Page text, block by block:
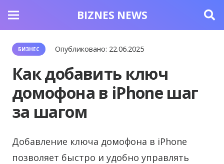
BIZNES NEWS
БИЗНЕС Опубликовано: 22.06.2025
Как добавить ключ
домофона в iPhone шаг
за шагом
Добавление ключа домофона в iPhone
позволяет быстро и удобно управлять